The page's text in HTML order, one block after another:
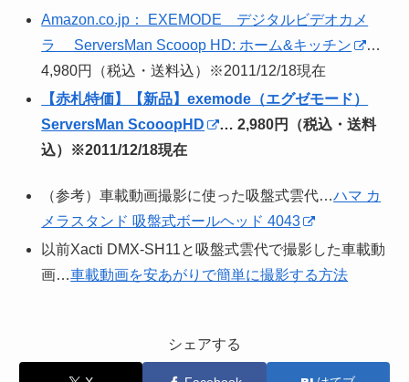
Amazon.co.jp： EXEMODE デジタルビデオカメ
ラ ServersMan Scooop HD: ホーム&キッチン
…
4,980円（税込・送料込）※2011/12/18現在
【赤札特価】【新品】exemode（エグゼモード）
ServersMan ScooopHD
… 2,980円（税込・送料
込）※2011/12/18現在
（参考）車載動画撮影に使った吸盤式雲代…ハマ カ
メラスタンド 吸盤式ボールヘッド 4043
以前Xacti DMX-SH11と吸盤式雲代で撮影した車載動
画…車載動画を安あがりで簡単に撮影する方法
シェアする